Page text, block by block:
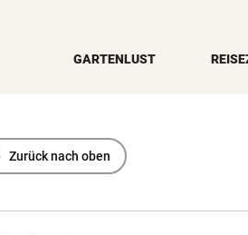
GARTENLUST
Zurück nach oben